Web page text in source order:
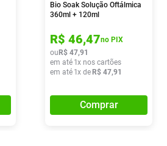
Bio Soak Solução Oftálmica
360ml + 120ml
R$ 46,47no PIX
ou R$ 47,91
em até 1x nos cartões
em até 1x de R$ 47,91
Comprar